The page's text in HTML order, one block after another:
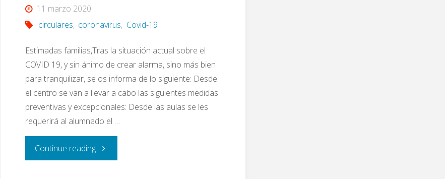
11 marzo 2020
circulares, coronavirus, Covid-19
Estimadas familias,Tras la situación actual sobre el
COVID 19, y sin ánimo de crear alarma, sino más bien
para tranquilizar, se os informa de lo siguiente: Desde
el centro se van a llevar a cabo las siguientes medidas
preventivas y excepcionales: Desde las aulas se les
requerirá al alumnado el …
Continue reading"Medidas